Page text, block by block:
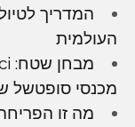
המדריך
העולמית
מכנסי סופטשל
מה זו